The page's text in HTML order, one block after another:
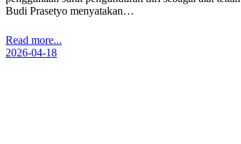
Budi Prasetyo menyatakan…
Read more...
2026-04-18